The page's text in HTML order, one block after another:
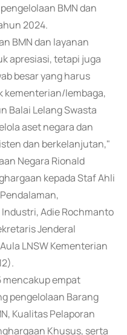
BMN dan
2024.
BMN dan layanan
apresiasi, tetapi juga
besar yang harus
kementerian/lembaga,
Balai Lelang Swasta
aset negara dan
dan berkelanjutan,"
Negara Rionald
kepada Staf Ahli
Adie Rochmanto
Jenderal
LNSW Kementerian
mencakup empat
pengelolaan Barang
Kualitas Pelaporan
Khusus, serta